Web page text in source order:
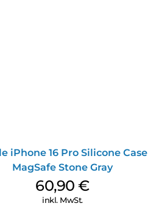
iPhone 16 Pro Silicone Case
MagSafe Stone Gray
60,90€
inkl. MwSt.